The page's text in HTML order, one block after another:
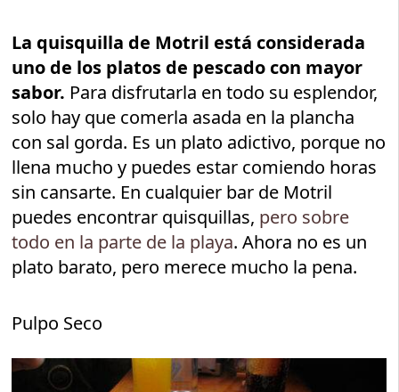
La quisquilla de Motril está considerada
uno de los platos de pescado con mayor
sabor. Para disfrutarla en todo su esplendor,
solo hay que comerla asada en la plancha
con sal gorda. Es un plato adictivo, porque no
llena mucho y puedes estar comiendo horas
sin cansarte. En cualquier bar de Motril
puedes encontrar quisquillas, pero sobre
todo en la parte de la playa. Ahora no es un
plato barato, pero merece mucho la pena.
Pulpo Seco